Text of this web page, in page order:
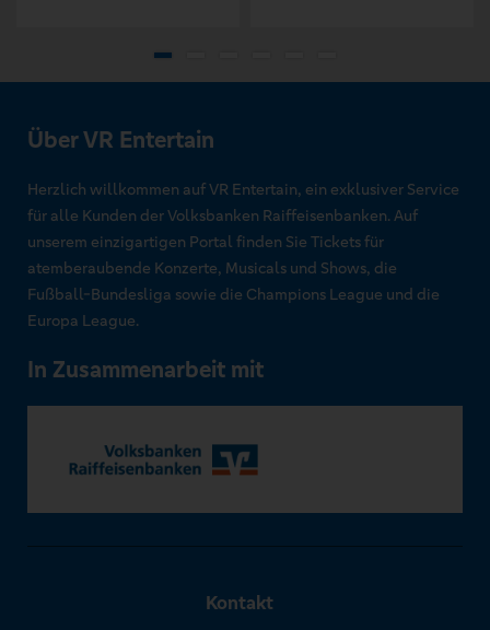
Über VR Entertain
Herzlich willkommen auf VR Entertain, ein exklusiver Service
für alle Kunden der Volksbanken Raiffeisenbanken. Auf
unserem einzigartigen Portal finden Sie Tickets für
atemberaubende Konzerte, Musicals und Shows, die
Fußball-Bundesliga sowie die Champions League und die
Europa League.
In Zusammenarbeit mit
Kontakt